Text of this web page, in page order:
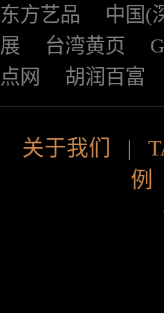
东方艺品
中国(
展
台湾黄页
点网
胡润百富
关于我们 |
例